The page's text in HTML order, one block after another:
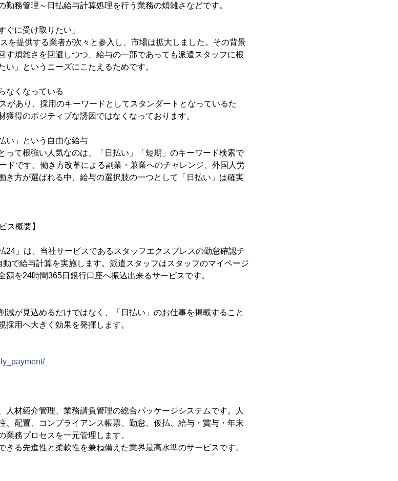
務管理～日払給与計算処理を行う業務の煩雑さなどです。
に受け取りたい」
を提供する業者が次々と参入し、市場は拡大しました。その背景
す煩雑さを回避しつつ、給与の一部であっても派遣スタッフに根
」というニーズにこたえるためです。
なくなっている
があり、採用のキーワードとしてスタンダートとなっているた
得のポジティブな誘因ではなくなっております。
い」という自由な給与
って根強い人気なのは、「日払い」「短期」のキーワード検索で
ドです。働き方改革による副業・兼業へのチャレンジ、外国人労
き方が選ばれる中、給与の選択肢の一つとして「日払い」は確実
ス概要】
24」は、当社サービスであるスタッフエクスプレスの勤怠確認チ
で給与計算を実施します。派遣スタッフはスタッフのマイページ
を24時間365日銀行口座へ振込出来るサービスです。
減が見込めるだけではなく、「日払い」のお仕事を掲載すること
用へ大きく効果を発揮します。
人材紹介管理、業務請負管理の総合パッケージシステムです。人
、配置、コンプライアンス帳票、勤怠、仮払、給与・賞与・年末
務プロセスを一元管理します。
きる先進性と柔軟性を兼ね備えた業界最高水準のサービスです。